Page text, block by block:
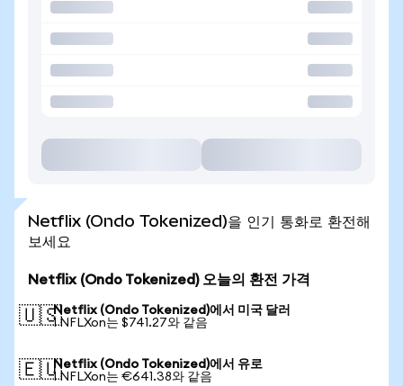
Netflix (Ondo Tokenized)을 인기 통화로 환전해
보세요
Netflix (Ondo Tokenized) 오늘의 환전 가격
🇺🇸Netflix (Ondo Tokenized)에서 미국 달러
1 NFLXon는 $741.27와 같음
🇪🇺Netflix (Ondo Tokenized)에서 유로
1 NFLXon는 €641.38와 같음